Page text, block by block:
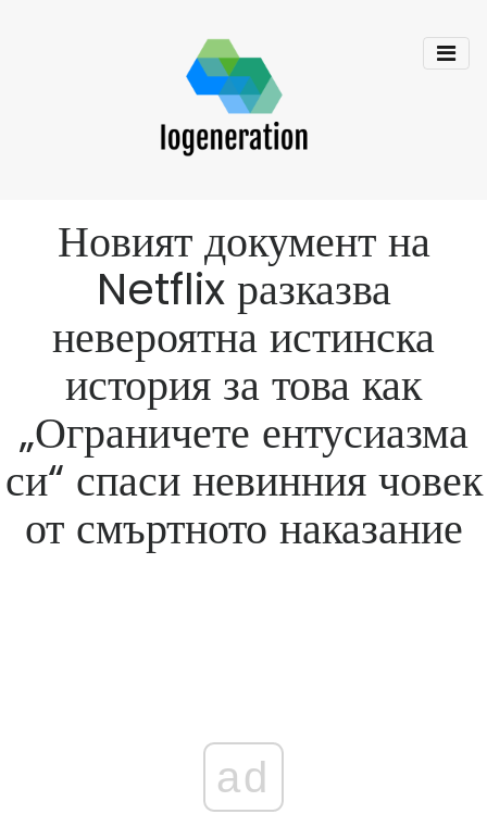
Новият документ на
Netflix разказва
невероятна истинска
история за това как
„Ограничете ентусиазма
си“ спаси невинния човек
от смъртното наказание
ad